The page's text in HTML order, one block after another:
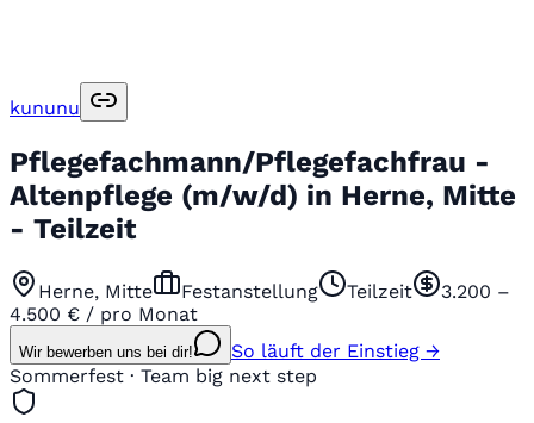
kununu
Pflegefachmann/Pflegefachfrau -
Altenpflege (m/w/d) in Herne, Mitte
- Teilzeit
Herne, Mitte Festanstellung Teilzeit
3.200 –
4.500 € / pro Monat
Wir bewerben uns bei dir!
So läuft der Einstieg →
Sommerfest · Team big next step